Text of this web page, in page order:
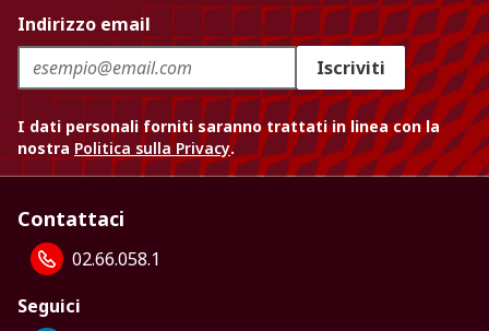
Indirizzo email
Iscriviti
I dati personali forniti saranno trattati in linea con la
nostra Politica sulla Privacy.
Contattaci
02.66.058.1
Seguici